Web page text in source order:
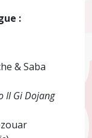
:
& Saba
Il Gi Dojang